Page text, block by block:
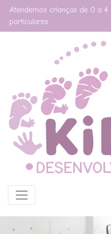
Atendemos crianças de 0 a 4
particulares.